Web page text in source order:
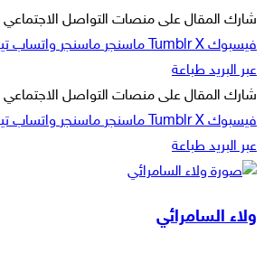
شارك المقال على منصات التواصل الاجتماعي
فيسبوك ‫X ماسنجر ماسنجر واتساب
عبر البريد طباعة
شارك المقال على منصات التواصل الاجتماعي
فيسبوك ‫X ماسنجر ماسنجر واتساب
عبر البريد طباعة
ولاء السامرائي